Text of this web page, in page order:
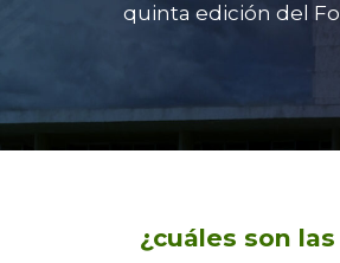
quinta edición del
¿cuáles son